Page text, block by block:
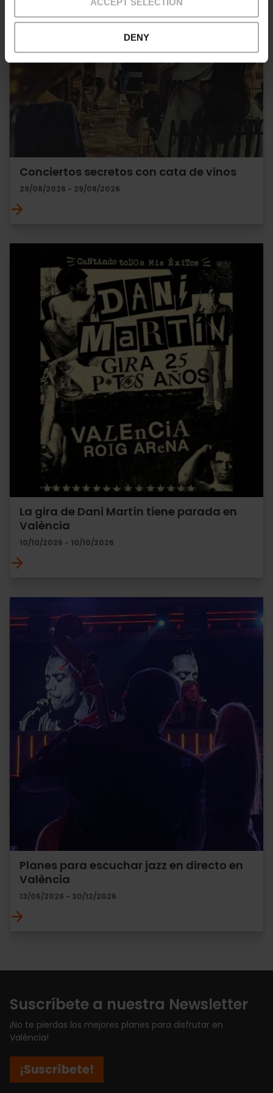
DENY
Conciertos secretos con cata de vinos
29/08/2026 - 29/08/2026
La gira de Dani Martín tiene parada en
València
10/10/2026 - 10/10/2026
Planes para escuchar jazz en directo en
València
13/05/2026 - 30/12/2026
Suscríbete a nuestra Newsletter
¡No te pierdas los mejores planes para disfrutar en
València!
¡Suscríbete!